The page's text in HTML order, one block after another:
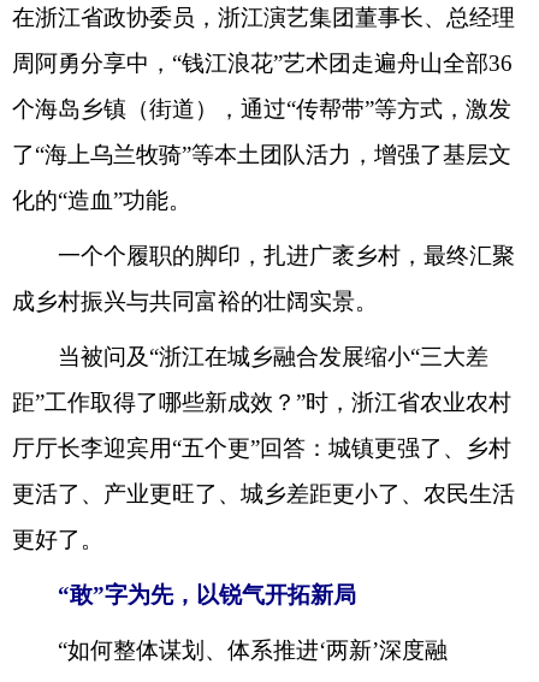
在浙江省政协委员，浙江演艺集团董事长、总经理
周阿勇分享中， “钱江浪花”艺术团走遍舟山全部36
个海岛乡镇（街道），通过“传帮带”等方式，激发
了“海上乌兰牧骑”等本土团队活力，增强了基层文
化的“造血”功能。
一个个履职的脚印， 扎进广袤乡村， 最终汇聚
成乡村振兴与共同富裕的壮阔实景。
当被问及“浙江在城乡融合发展缩小“三大差
距”工作取得了哪些新成效？ ”时，浙江省农业农村
厅厅长李迎宾用“五个更”回答： 城镇更强了 、乡村
更活了 、产业更旺了 、城乡差距更小了 、农民生活
更好了 。
“敢”字为先， 以锐气开拓新局
“如何整体谋划、体系推进‘两新’深度融